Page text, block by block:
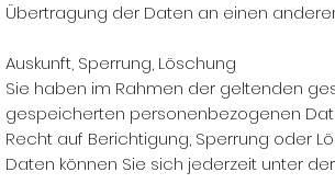
Übertragung der Daten an einen
Auskunft, Sperrung, Löschung
Sie haben im Rahmen der geltenden
gespeicherten personenbezogenen
Recht auf Berichtigung, Sperrung oder
Daten können Sie sich jederzeit unter